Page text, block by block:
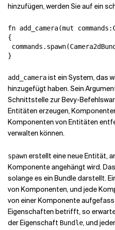
hinzufügen, werden Sie auf ein
fn add_camera(mut
{
}
add_cameraist ein System, das
hinzugefügt haben. Sein
Schnittstelle zur Bevy-
Entitäten erzeugen,
Komponenten von Entitäten
verwalten können.
spawnerstellt eine neue Entität,
Komponente angehängt wird.
solange es ein Bundle darstellt.
von Komponenten, und jede
von einer Komponente
Eigenschaften betrifft, so
der Eigenschaft Bundle, und